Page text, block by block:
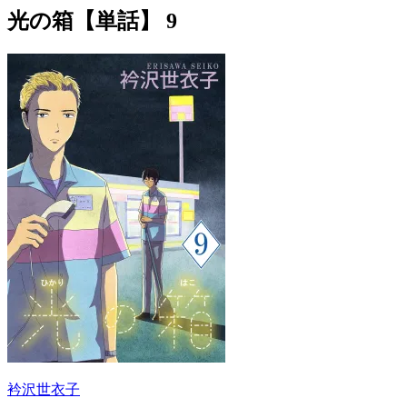
光の箱【単話】 9
衿沢世衣子